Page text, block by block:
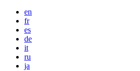
en
fr
es
de
it
ru
ja